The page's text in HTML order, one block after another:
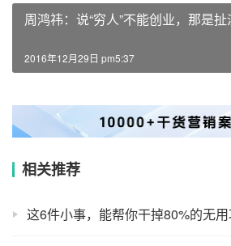
周鸿祎：说“穷人”不能创业，那是扯
2016年12月29日 pm5:37
相关推荐
这6件小事，能帮你干掉80%的无用